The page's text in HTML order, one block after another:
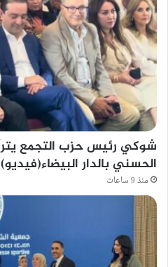
شوكي رئيس حزب التجمع
الحسني بالدار البيضاء(فيديو)
منذ 9 ساعات